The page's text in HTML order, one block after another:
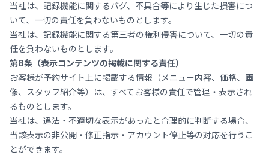
当社は、記録機能に関するバグ、不具合等により生じた損害につ
いて、一切の責任を負わないものとします。
当社は、記録機能に関する第三者の権利侵害について、一切の責
任を負わないものとします。
第8条（表示コンテンツの掲載に関する責任）
お客様が予約サイト上に掲載する情報（メニュー内容、価格、画
像、スタッフ紹介等）は、すべてお客様の責任で管理・表示され
るものとします。
当社は、違法・不適切な表示があったと合理的に判断する場合、
当該表示の非公開・修正指示・アカウント停止等の対応を行うこ
とができます。